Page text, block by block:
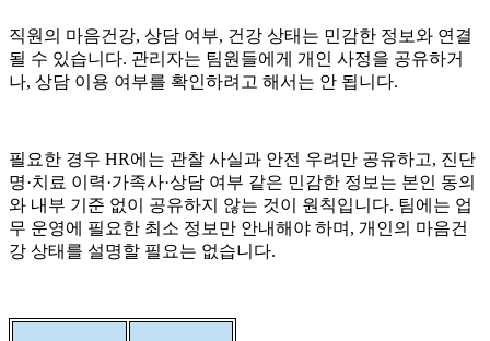
직원의 마음건강, 상담 여부, 건강 상태는 민감한 정보와 연결
될 수 있습니다. 관리자는 팀원들에게 개인 사정을 공유하거
나, 상담 이용 여부를 확인하려고 해서는 안 됩니다.
필요한 경우 HR에는 관찰 사실과 안전 우려만 공유하고, 진단
명·치료 이력·가족사·상담 여부 같은 민감한 정보는 본인 동의
와 내부 기준 없이 공유하지 않는 것이 원칙입니다. 팀에는 업
무 운영에 필요한 최소 정보만 안내해야 하며, 개인의 마음건
강 상태를 설명할 필요는 없습니다.